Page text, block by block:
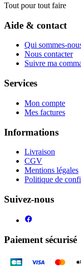
Tout pour tout faire
Aide & contact
Qui sommes-
Nous contacter
Suivre ma
Services
Mon compte
Mes factures
Informations
Livraison
CGV
Mentions légales
Politique de
Suivez-nous
Paiement sécurisé